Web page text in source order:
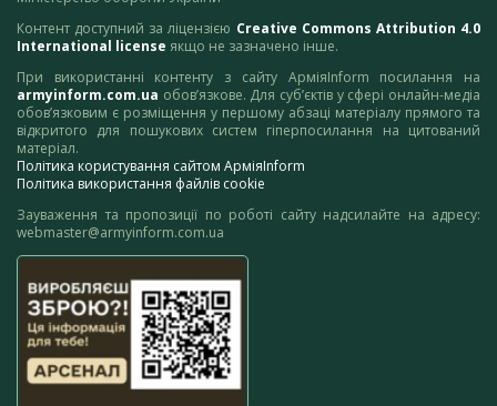
Контент доступний за ліцензією Creative Commons Attribution 4.0
International license якщо не зазначено інше.
При використанні контенту з сайту АрміяInform посилання на
armyinform.com.ua обов’язкове. Для суб’єктів у сфері онлайн-медіа
обов’язковим є розміщення у першому абзаці матеріалу прямого та
відкритого для пошукових систем гіперпосилання на цитований
матеріал.
Політика користування сайтом АрміяInform
Політика використання файлів cookie
Зауваження та пропозиції по роботі сайту надсилайте на адресу:
webmaster@armyinform.com.ua